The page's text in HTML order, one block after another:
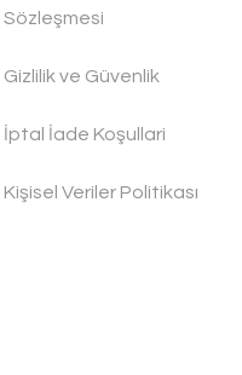
Sözleşmesi
Gizlilik ve Güvenlik
İptal İade Koşullari
Kişisel Veriler Politikası